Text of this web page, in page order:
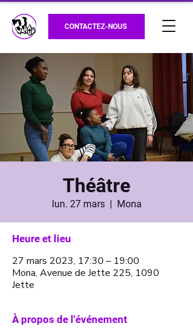
CONTACTEZ-NOUS
Théâtre
lun. 27 mars
  |
Mona
Heure et lieu
27 mars 2023, 17:30 – 19:00
Mona, Avenue de Jette 225, 1090
Jette
À propos de l'événement